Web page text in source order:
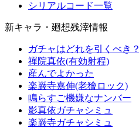
シリアルコード一覧
新キャラ・廻想残滓情報
ガチャはどれを引くべき？
禪院真依(有効射程)
産んでよかった
楽巌寺嘉伸(老獪ロック)
鳴らすご機嫌なナンバー
影真依ガチャシミュ
楽巌寺ガチャシミュ